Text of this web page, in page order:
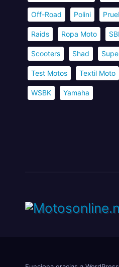
Off-Road Polini
Raids Ropa Moto
Scooters Shad
Test Motos Textil Moto
WSBK Yamaha